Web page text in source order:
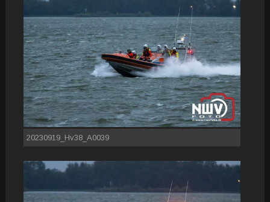
20230919_Hv38_A0039